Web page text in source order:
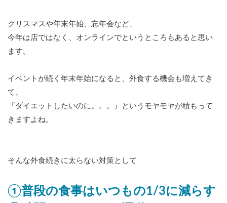
クリスマスや年末年始、忘年会など、
今年は店ではなく、オンラインでというところもあると思い
ます。
イベントが続く年末年始になると、外食する機会も増えてき
て、
『ダイエットしたいのに。。。』というモヤモヤが積もって
きますよね。
そんな外食続きに太らない対策として
①普段の食事はいつもの1/3に減らす